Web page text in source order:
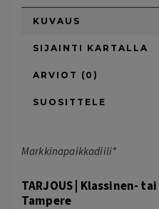
KUVAUS
SIJAINTI KARTALLA
ARVIOT (0)
SUOSITTELE
Markkinapaikkadiili*
TARJOUS | Klassinen-
Tampere